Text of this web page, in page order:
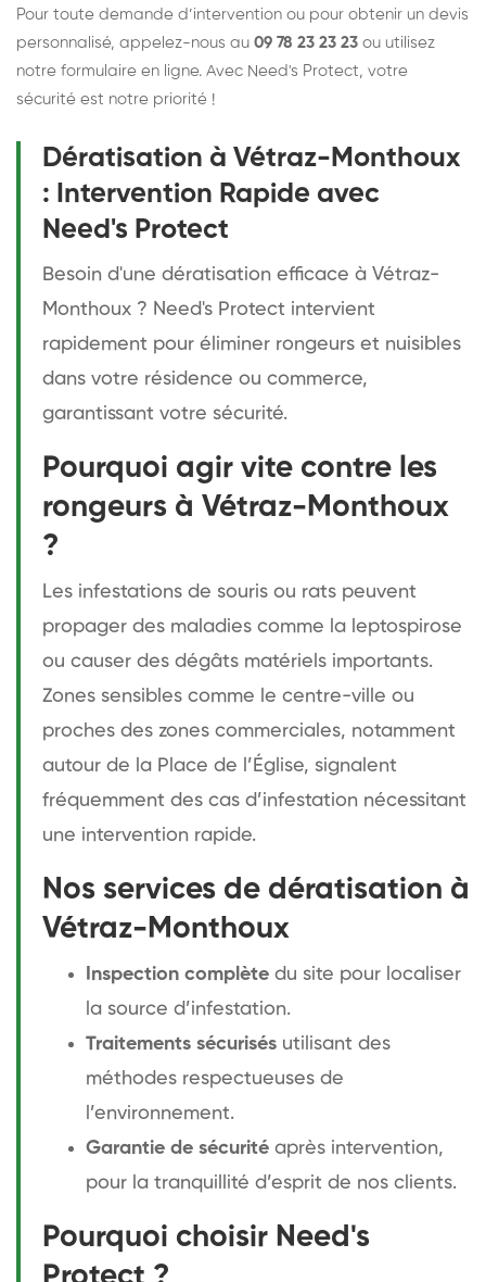
Pour toute demande d’intervention ou pour obtenir un devis
personnalisé, appelez-nous au 09 78 23 23 23 ou utilisez
notre formulaire en ligne. Avec Need's Protect, votre
sécurité est notre priorité !
Dératisation à Vétraz-Monthoux
: Intervention Rapide avec
Need's Protect
Besoin d'une dératisation efficace à Vétraz-
Monthoux ? Need's Protect intervient
rapidement pour éliminer rongeurs et nuisibles
dans votre résidence ou commerce,
garantissant votre sécurité.
Pourquoi agir vite contre les
rongeurs à Vétraz-Monthoux
?
Les infestations de souris ou rats peuvent
propager des maladies comme la leptospirose
ou causer des dégâts matériels importants.
Zones sensibles comme le centre-ville ou
proches des zones commerciales, notamment
autour de la Place de l’Église, signalent
fréquemment des cas d’infestation nécessitant
une intervention rapide.
Nos services de dératisation à
Vétraz-Monthoux
Inspection complète du site pour localiser
la source d’infestation.
Traitements sécurisés utilisant des
méthodes respectueuses de
l’environnement.
Garantie de sécurité après intervention,
pour la tranquillité d’esprit de nos clients.
Pourquoi choisir Need's